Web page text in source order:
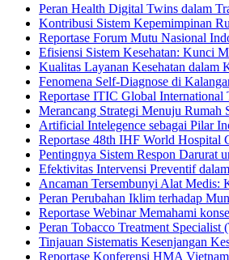
Peran Health Digital Twins dalam
Kontribusi Sistem Kepemimpinan
Reportase Forum Mutu Nasional
Efisiensi Sistem Kesehatan: Kunci
Kualitas Layanan Kesehatan dalam
Fenomena Self-Diagnose di
Reportase ITIC Global International
Merancang Strategi Menuju Rumah
Artificial Intelegence sebagai Pilar
Reportase 48th IHF World Hospital
Pentingnya Sistem Respon Darurat
Efektivitas Intervensi Preventif
Ancaman Tersembunyi Alat
Peran Perubahan Iklim terhadap
Reportase Webinar Memahami
Peran Tobacco Treatment
Tinjauan Sistematis Kesenjangan
Reportase Konferensi HMA